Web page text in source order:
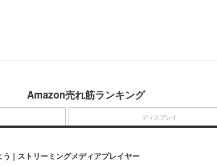
Amazon売れ筋ランキング
| ストリーミングメディアプレイヤー
ディスプレイ